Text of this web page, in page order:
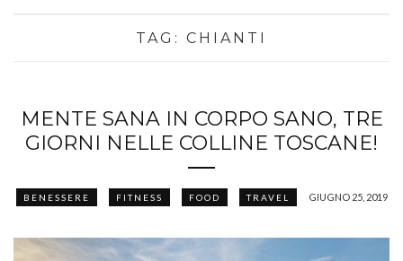
TAG: CHIANTI
MENTE SANA IN CORPO SANO, TRE
GIORNI NELLE COLLINE TOSCANE!
BENESSERE FITNESS FOOD TRAVEL GIUGNO 25, 2019